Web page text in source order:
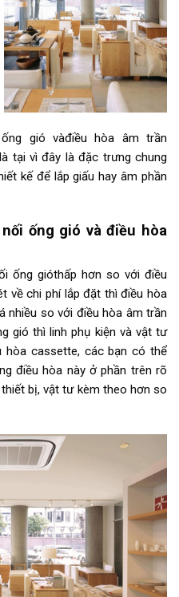
gió vàđiều hòa âm trần
tại vì đây là đặc trưng chung
kế để lắp giấu hay âm phần
ống gió và điều hòa
ống gióthấp hơn so với điều
về chi phí lắp đặt thì điều hòa
nhiều so với điều hòa âm trần
gió thì linh phụ kiện và vật tư
hòa cassette, các bạn có thể
điều hòa này ở phần trên rõ
bị, vật tư kèm theo hơn so